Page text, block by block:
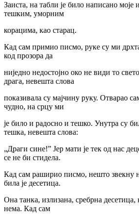
Заиста, на табли је било написано
тешким, уморним
корацима, као старац.
Кад сам примио писмо, руке су ми
код прозора да
ниједно недостојно око не види то
драга, невешта слова
показивала су мајчину руку. Отварао
чудно, на срцу ми
је било и радосно и тешко. Унутра су
тешка, невешта слова:
„Драги сине!” Јер мати је тек од нас
се не би стидела.
Кад сам раширио писмо, нешто звекну
била је десетица.
Она танка, излизана, сребрна десетица,
нема. Кад сам